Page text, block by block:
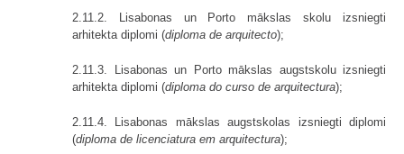
2.11.2. Lisabonas un Porto mākslas skolu izsniegti
arhitekta diplomi (diploma de arquitecto);
2.11.3. Lisabonas un Porto mākslas augstskolu izsniegti
arhitekta diplomi (diploma do curso de arquitectura);
2.11.4. Lisabonas mākslas augstskolas izsniegti diplomi
(diploma de licenciatura em arquitectura);